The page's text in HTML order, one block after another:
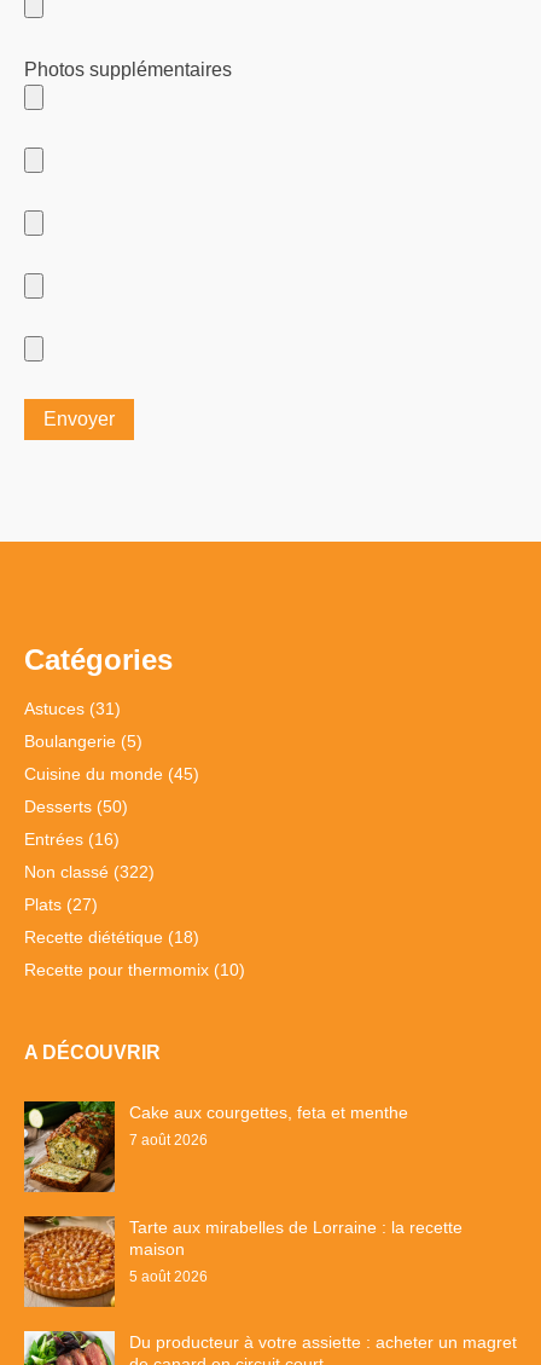
Photos supplémentaires
Catégories
Astuces (31)
Boulangerie (5)
Cuisine du monde (45)
Desserts (50)
Entrées (16)
Non classé (322)
Plats (27)
Recette diététique (18)
Recette pour thermomix (10)
A DÉCOUVRIR
Cake aux courgettes, feta et menthe
7 août 2026
Tarte aux mirabelles de Lorraine : la recette
maison
5 août 2026
Du producteur à votre assiette : acheter un magret